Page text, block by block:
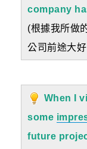
company
(根據我所做
公司前途大
When I
some
future